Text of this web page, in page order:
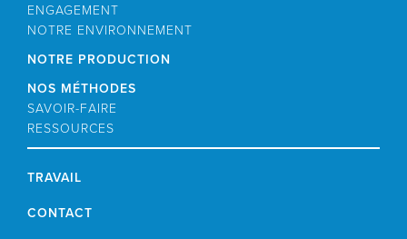
ENGAGEMENT
NOTRE ENVIRONNEMENT
NOTRE PRODUCTION
NOS MÉTHODES
SAVOIR-FAIRE
RESSOURCES
TRAVAIL
CONTACT